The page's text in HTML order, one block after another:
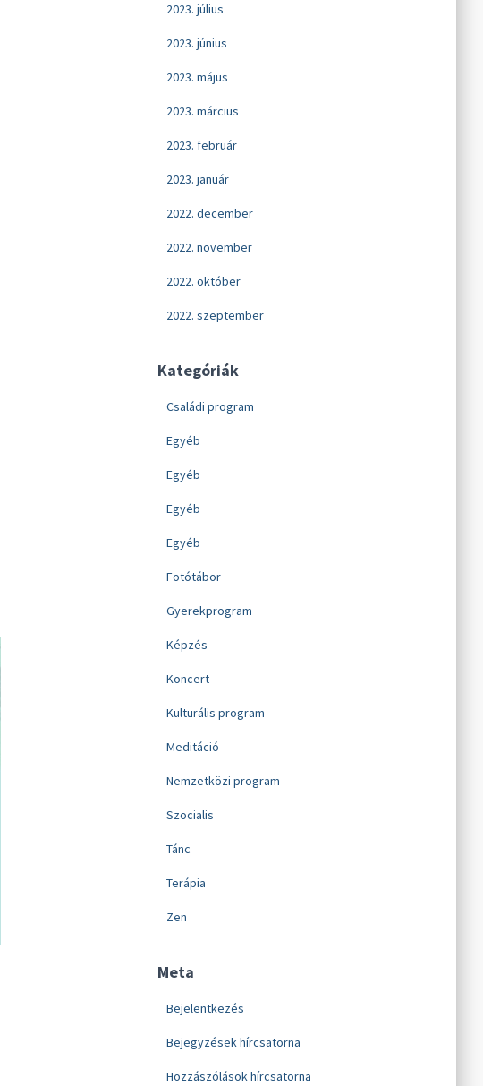
2023. július
2023. június
2023. május
2023. március
2023. február
2023. január
2022. december
2022. november
2022. október
2022. szeptember
Kategóriák
Családi program
Egyéb
Egyéb
Egyéb
Egyéb
Fotótábor
Gyerekprogram
Képzés
Koncert
Kulturális program
Meditáció
Nemzetközi program
Szocialis
Tánc
Terápia
Zen
Meta
Bejelentkezés
Bejegyzések hírcsatorna
Hozzászólások hírcsatorna